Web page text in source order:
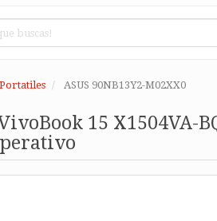
ASUS 90NB13Y2-M02XX0
15 X1504VA-